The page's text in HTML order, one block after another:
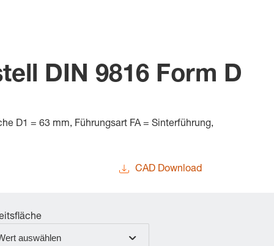
DIN 9816 Form D
D1 = 63 mm, Führungsart FA = Sinterführung,
CAD Download
auswählen